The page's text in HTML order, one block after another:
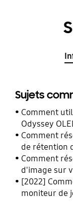
Sujets
Comment
Odyssey
Comment
de rétention
Samsung
Comment
d'image sur
[2022]
moniteur de